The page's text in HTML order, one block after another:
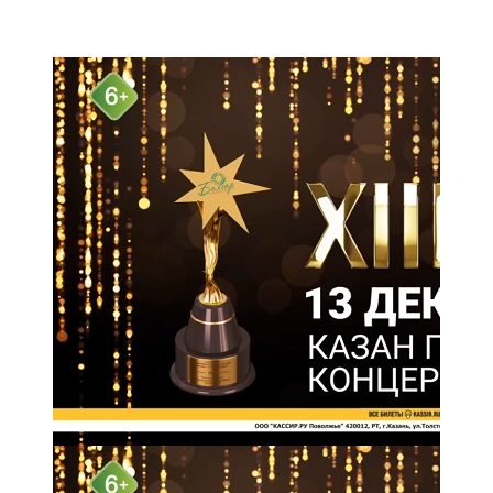
106,2 FM
Минзәлә
107,3 FM
Мөслим
100,0 FM
Нурлат
104,7 FM
Олы Әтнә
71,42 FM
Сарман